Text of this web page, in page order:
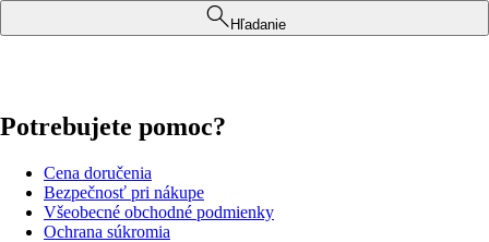
Hľadanie
Potrebujete pomoc?
Cena doručenia
Bezpečnosť pri nákupe
Všeobecné obchodné podmienky
Ochrana súkromia